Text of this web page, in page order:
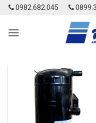
Skip
content
0982.682.045